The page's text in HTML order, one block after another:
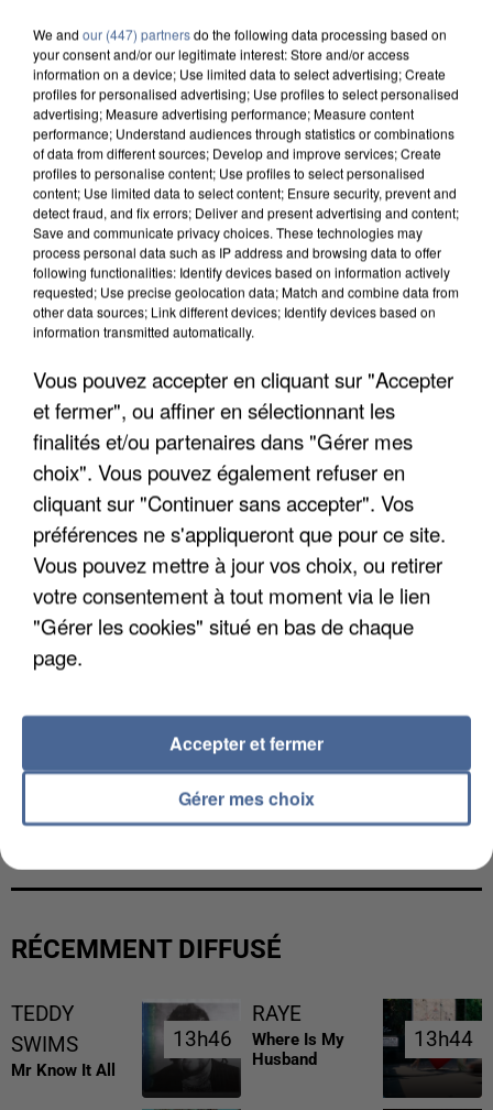
UNE TOURISTE DE L’OISE EMPORTÉE PAR UNE
COULÉE DE BOUE EN HAUTE-SAVOIE
LES DONNÉES DE 300 000 CLIENTS DÉROBÉES À
INTERMARCHÉ APRÈS UNE...
RÉCEMMENT DIFFUSÉ
TEDDY
SWIMS
Mr Know It All
13h46
13h46
RAYE
Where Is My
Husband
13h44
13h44
We and our (447) partnersdo the following data processing based on
your consent and/or our legitimate interest: Store and/or access
information on a device; Use limited data to select advertising; Create
profiles for personalised advertising; Use profiles to select personalised
advertising; Measure advertising performance; Measure content
performance; Understand audiences through statistics or combinations
of data from different sources; Develop and improve services; Create
profiles to personalise content; Use profiles to select personalised
content; Use limited data to select content; Ensure security, prevent and
detect fraud, and fix errors; Deliver and present advertising and content;
Save and communicate privacy choices. These technologies may
process personal data such as IP address and browsing data to offer
following functionalities: Identify devices based on information actively
requested; Use precise geolocation data; Match and combine data from
other data sources; Link different devices; Identify devices based on
information transmitted automatically.
Vous pouvez accepter en cliquant sur "Accepter
et fermer", ou affiner en sélectionnant les
finalités et/ou partenaires dans "Gérer mes
choix". Vous pouvez également refuser en
cliquant sur "Continuer sans accepter". Vos
préférences ne s'appliqueront que pour ce site.
Vous pouvez mettre à jour vos choix, ou retirer
votre consentement à tout moment via le lien
"Gérer les cookies" situé en bas de chaque
page.
Gérer mes choix
Accepter et fermer